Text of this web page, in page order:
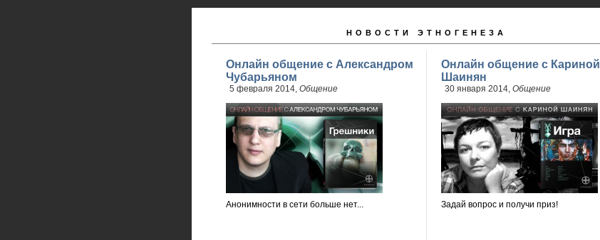
НОВОСТИ ЭТНОГЕНЕЗА
Онлайн общение с Александром
Чубарьяном
5 февраля 2014, Общение
Анонимности в сети больше нет...
Онлайн общение с Кариной
Шаинян
30 января 2014, Общение
Задай вопрос и получи приз!